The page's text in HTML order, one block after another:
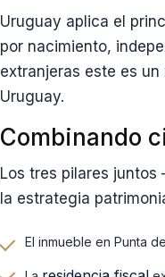
Uruguay aplica el
por nacimiento,
extranjeras este es
Uruguay.
Combinando
Los tres pilares
la estrategia
El inmueble en Punta